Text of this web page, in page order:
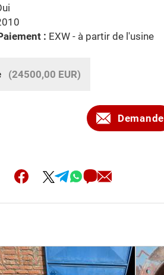
: EXW - à partir de l'usine
(24500,00 EUR)
Demande